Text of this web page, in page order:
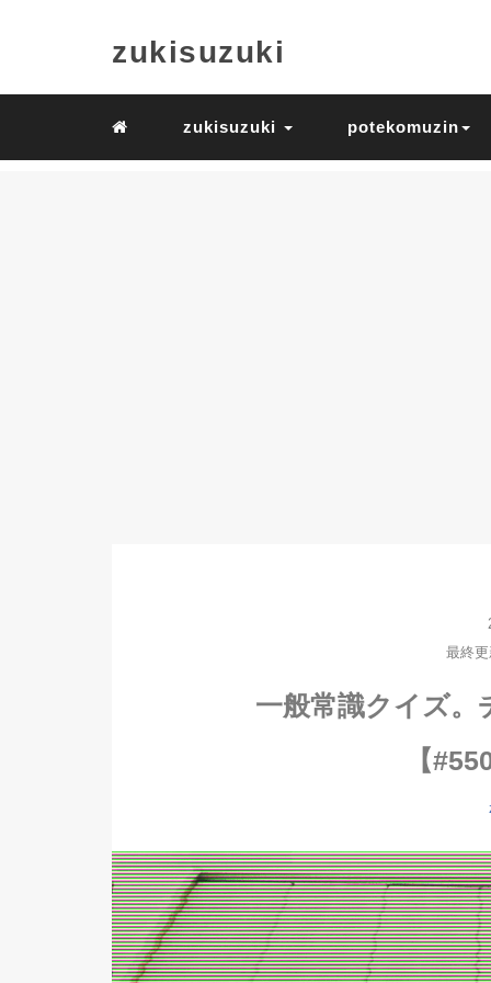
zukisuzuki
zukisuzuki potekomuzin
最終
一般常識クイズ
【